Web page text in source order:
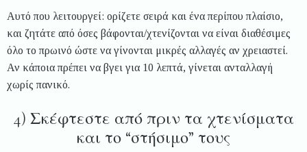
Αυτό που λειτουργεί: ορίζετε σειρά και ένα περίπου πλαίσιο,
και ζητάτε από όσες βάφονται/χτενίζονται να είναι διαθέσιμες
όλο το πρωινό ώστε να γίνονται μικρές αλλαγές αν χρειαστεί.
Αν κάποια πρέπει να βγει για 10 λεπτά, γίνεται ανταλλαγή
χωρίς πανικό.
4) Σκέφτεστε από πριν τα χτενίσματα
και το “στήσιμο” τους